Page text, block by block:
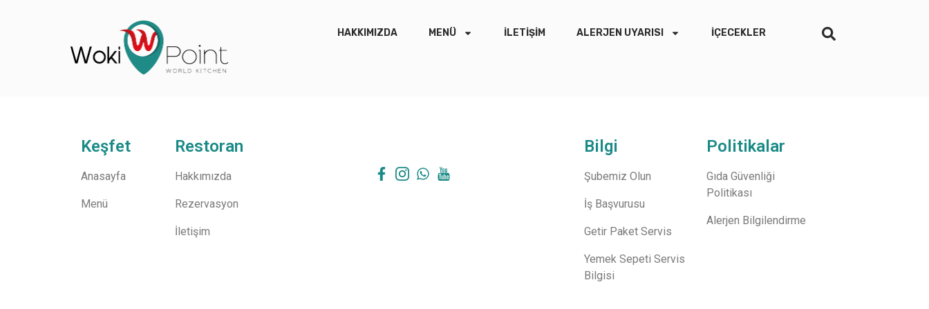
HAKKIMIZDA MENÜ İLETIŞIM ALERJEN UYARISI İÇECEKLER
Keşfet
Anasayfa
Menü
Restoran
Hakkımızda
Rezervasyon
İletişim
Bilgi
Şubemiz Olun
İş Başvurusu
Getir Paket Servis
Yemek Sepeti Servis
Bilgisi
Politikalar
Gıda Güvenliği
Politikası
Alerjen Bilgilendirme